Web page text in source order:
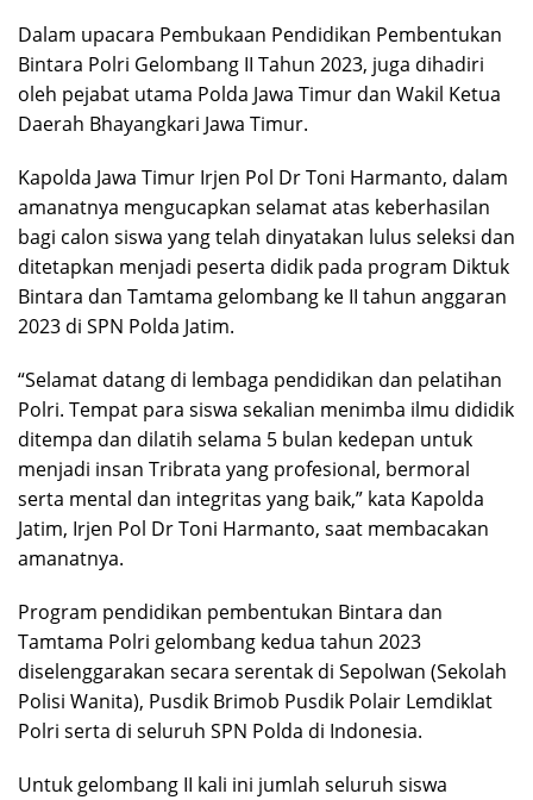
Dalam upacara Pembukaan Pendidikan Pembentukan
Bintara Polri Gelombang II Tahun 2023, juga dihadiri
oleh pejabat utama Polda Jawa Timur dan Wakil Ketua
Daerah Bhayangkari Jawa Timur.
Kapolda Jawa Timur Irjen Pol Dr Toni Harmanto, dalam
amanatnya mengucapkan selamat atas keberhasilan
bagi calon siswa yang telah dinyatakan lulus seleksi dan
ditetapkan menjadi peserta didik pada program Diktuk
Bintara dan Tamtama gelombang ke II tahun anggaran
2023 di SPN Polda Jatim.
“Selamat datang di lembaga pendidikan dan pelatihan
Polri. Tempat para siswa sekalian menimba ilmu dididik
ditempa dan dilatih selama 5 bulan kedepan untuk
menjadi insan Tribrata yang profesional, bermoral
serta mental dan integritas yang baik,” kata Kapolda
Jatim, Irjen Pol Dr Toni Harmanto, saat membacakan
amanatnya.
Program pendidikan pembentukan Bintara dan
Tamtama Polri gelombang kedua tahun 2023
diselenggarakan secara serentak di Sepolwan (Sekolah
Polisi Wanita), Pusdik Brimob Pusdik Polair Lemdiklat
Polri serta di seluruh SPN Polda di Indonesia.
Untuk gelombang II kali ini jumlah seluruh siswa